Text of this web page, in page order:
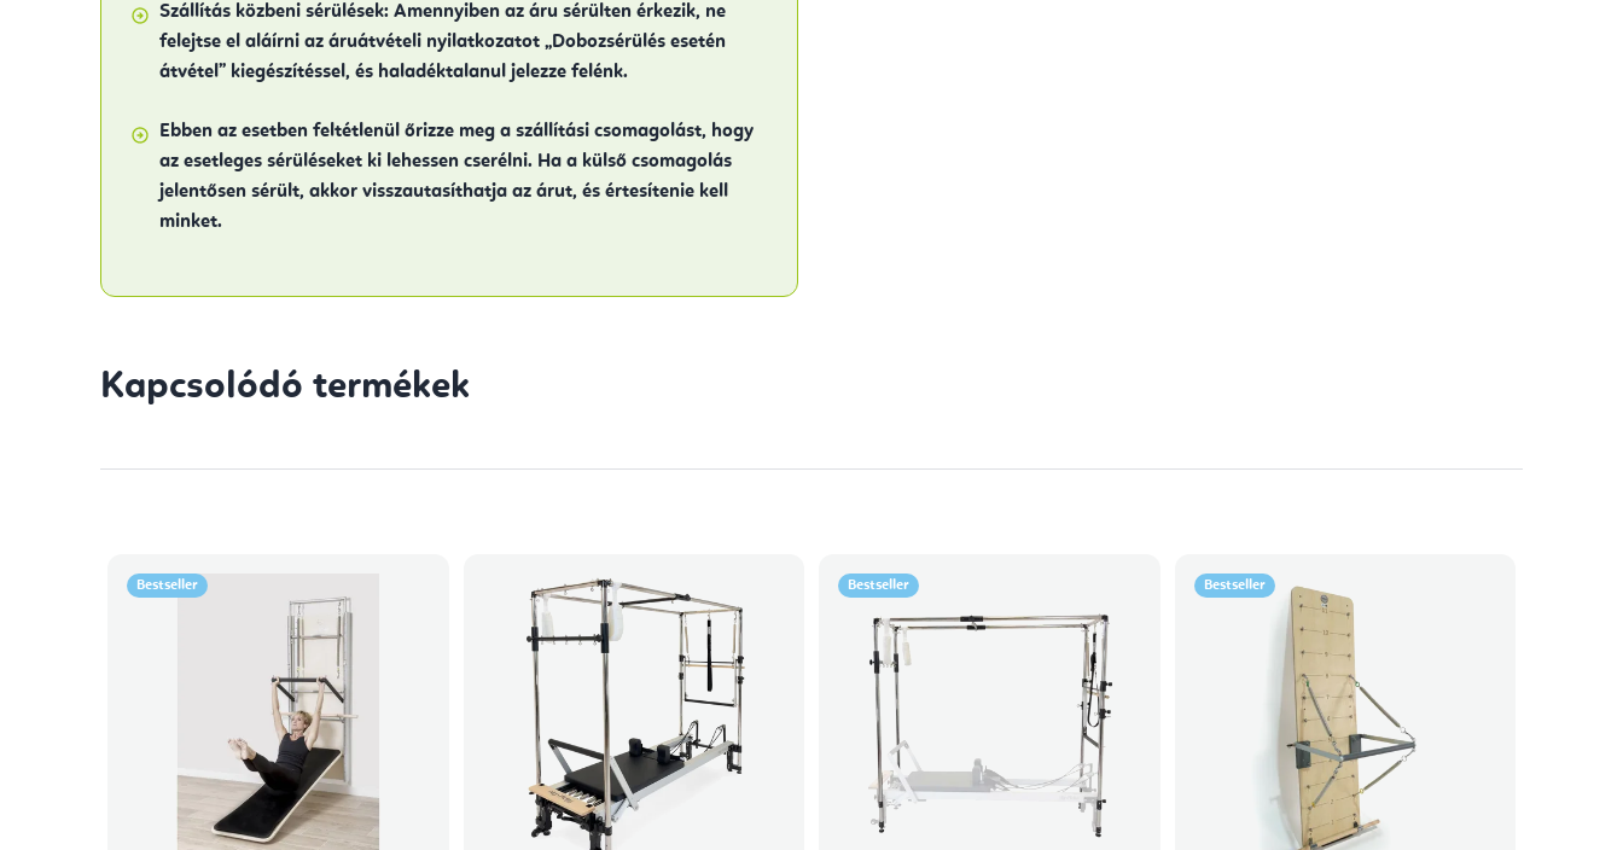
Szállítás közbeni sérülések: Amennyiben az áru sérülten érkezik, ne
felejtse el aláírni az áruátvételi nyilatkozatot „Dobozsérülés esetén
átvétel” kiegészítéssel, és haladéktalanul jelezze felénk.
Ebben az esetben feltétlenül őrizze meg a szállítási csomagolást, hogy
az esetleges sérüléseket ki lehessen cserélni. Ha a külső csomagolás
jelentősen sérült, akkor visszautasíthatja az árut, és értesítenie kell
minket.
Kapcsolódó termékek
Bestseller Bestseller Bestseller